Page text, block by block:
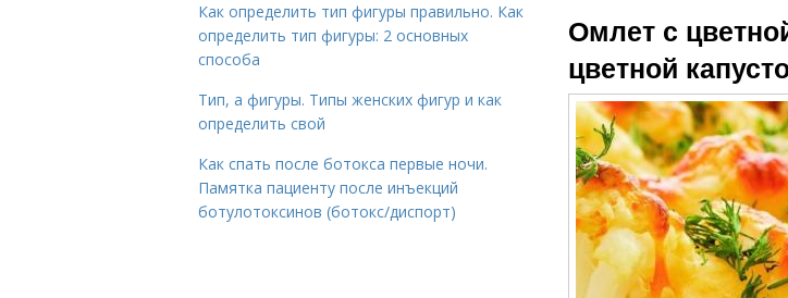
горошком
Омлет с
цветной
Как определить тип фигуры правильно. Как
определить тип фигуры: 2 основных
способа
Тип, а фигуры. Типы женских фигур и как
определить свой
Как спать после ботокса первые ночи.
Памятка пациенту после инъекций
ботулотоксинов (ботокс/диспорт)